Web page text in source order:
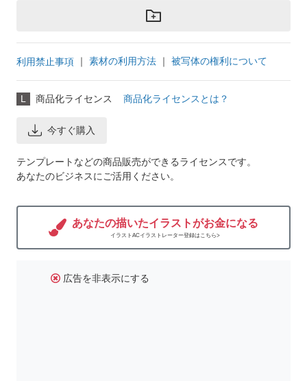
利用禁止事項 ｜ 素材の利用方法 ｜ 被写体の権利について
L 商品化ライセンス 商品化ライセンスとは？
今すぐ購入
テンプレートなどの商品販売ができるライセンスです。
あなたのビジネスにご活用ください。
あなたの描いたイラストがお金になる
イラストACイラストレーター登録はこちら>
広告を非表示にする